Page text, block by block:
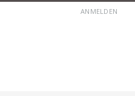
ANMELDEN